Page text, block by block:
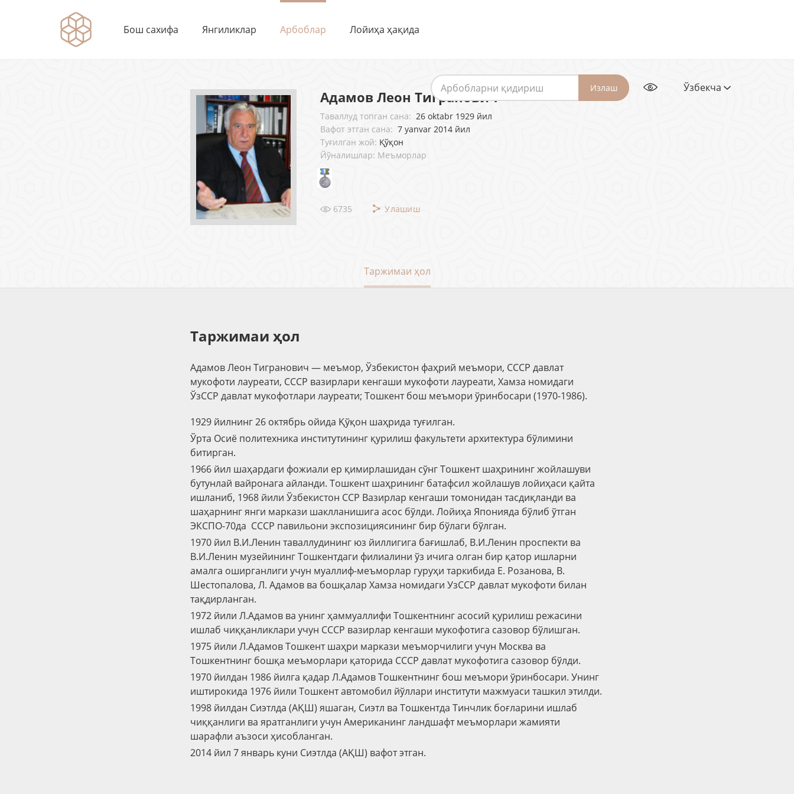
Бош сахифа Янгиликлар Арбоблар Лойиҳа ҳақида
Излаш Ўзбекча
Адамов Леон Тигранович
Таваллуд топган сана: 26 oktabr 1929 йил
Вафот этган сана: 7 yanvar 2014 йил
Туғилган жой: Қўқон
Йўналишлар: Меъморлар
6735 Улашиш
Таржимаи ҳол
Таржимаи ҳол
Адамов Леон Тигранович — меъмор, Ўзбекистон фаҳрий меъмори, СССР давлат
мукофоти лауреати, СССР вазирлари кенгаши мукофоти лауреати, Хамза номидаги
ЎзССР давлат мукофотлари лауреати; Тошкент бош меъмори ўринбосари (1970-1986).
1929 йилнинг 26 октябрь ойида Қўқон шаҳрида туғилган.
Ўрта Осиё политехника институтининг қурилиш факультети архитектура бўлимини
битирган.
1966 йил шаҳардаги фожиали ер қимирлашидан сўнг Тошкент шаҳрининг жойлашуви
бутунлай вайронага айланди. Тошкент шаҳрининг батафсил жойлашув лойиҳаси қайта
ишланиб, 1968 йили Ўзбекистон ССР Вазирлар кенгаши томонидан тасдиқланди ва
шаҳарнинг янги маркази шаклланишига асос бўлди. Лойиҳа Японияда бўлиб ўтган
ЭКСПО-70да СССР павильони экспозициясининг бир бўлаги бўлган.
1970 йил В.И.Ленин таваллудининг юз йиллигига бағишлаб, В.И.Ленин проспекти ва
В.И.Ленин музейининг Тошкентдаги филиалини ўз ичига олган бир қатор ишларни
амалга оширганлиги учун муаллиф-меъморлар гуруҳи таркибида Е. Розанова, В.
Шестопалова, Л. Адамов ва бошқалар Хамза номидаги УзССР давлат мукофоти билан
тақдирланган.
1972 йили Л.Адамов ва унинг ҳаммуаллифи Тошкентнинг асосий қурилиш режасини
ишлаб чиққанликлари учун СССР вазирлар кенгаши мукофотига сазовор бўлишган.
1975 йили Л.Адамов Тошкент шаҳри маркази меъморчилиги учун Москва ва
Тошкентнинг бошқа меъморлари қаторида СССР давлат мукофотига сазовор бўлди.
1970 йилдан 1986 йилга қадар Л.Адамов Тошкентнинг бош меъмори ўринбосари. Унинг
иштирокида 1976 йили Тошкент автомобил йўллари институти мажмуаси ташкил этилди.
1998 йилдан Сиэтлда (АҚШ) яшаган, Сиэтл ва Тошкентда Тинчлик боғларини ишлаб
чиққанлиги ва яратганлиги учун Американинг ландшафт меъморлари жамияти
шарафли аъзоси ҳисобланган.
2014 йил 7 январь куни Сиэтлда (АҚШ) вафот этган.